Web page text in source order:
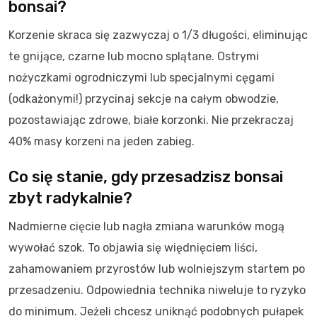
bonsai?
Korzenie skraca się zazwyczaj o 1/3 długości, eliminując
te gnijące, czarne lub mocno splątane. Ostrymi
nożyczkami ogrodniczymi lub specjalnymi cęgami
(odkażonymi!) przycinaj sekcje na całym obwodzie,
pozostawiając zdrowe, białe korzonki. Nie przekraczaj
40% masy korzeni na jeden zabieg.
Co się stanie, gdy przesadzisz bonsai
zbyt radykalnie?
Nadmierne cięcie lub nagła zmiana warunków mogą
wywołać szok. To objawia się więdnięciem liści,
zahamowaniem przyrostów lub wolniejszym startem po
przesadzeniu. Odpowiednia technika niweluje to ryzyko
do minimum. Jeżeli chcesz uniknąć podobnych pułapek